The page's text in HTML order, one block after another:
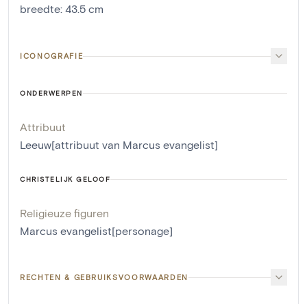
breedte: 43.5 cm
ICONOGRAFIE
ONDERWERPEN
Attribuut
Leeuw[attribuut van Marcus evangelist]
CHRISTELIJK GELOOF
Religieuze figuren
Marcus evangelist[personage]
RECHTEN & GEBRUIKSVOORWAARDEN